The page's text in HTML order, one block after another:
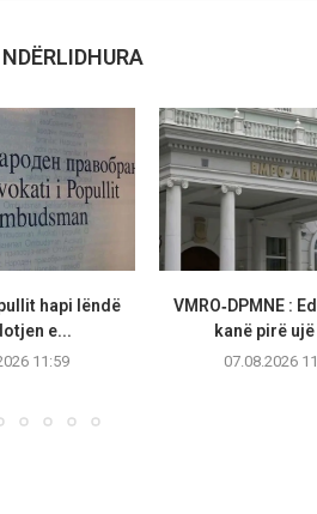
hapi lëndë
e...
11:59
VMRO‑DPMNE :
kanë pirë
07.08.2026